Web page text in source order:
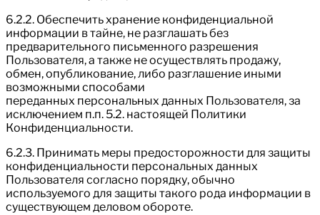
6.2.2. Обеспечить хранение конфиденциальной
информации в тайне, не разглашать без
предварительного письменного разрешения
Пользователя, а также не осуществлять продажу,
обмен, опубликование, либо разглашение иными
возможными способами
переданных персональных данных Пользователя, за
исключением п.п. 5.2. настоящей Политики
Конфиденциальности.
6.2.3. Принимать меры предосторожности для защиты
конфиденциальности персональных данных
Пользователя согласно порядку, обычно
используемого для защиты такого рода информации в
существующем деловом обороте.